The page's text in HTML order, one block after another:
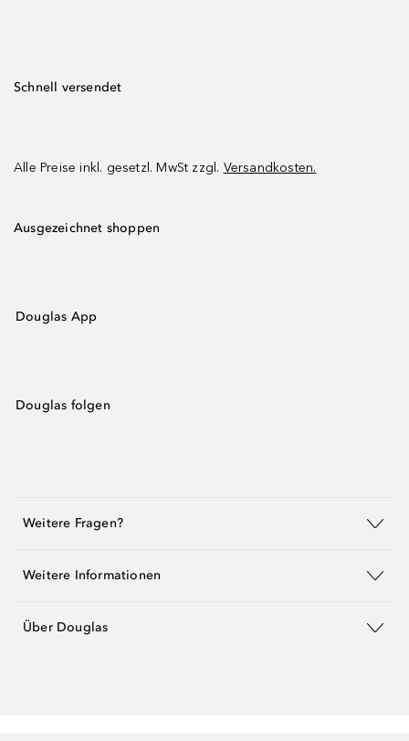
Schnell versendet
Alle Preise inkl. gesetzl. MwSt zzgl. Versandkosten.
Ausgezeichnet shoppen
Douglas App
Douglas folgen
Weitere Fragen?
Weitere Informationen
Über Douglas